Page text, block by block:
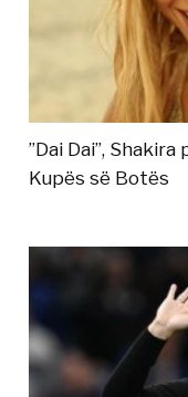
”Dai Dai”,
Kupës së Botës